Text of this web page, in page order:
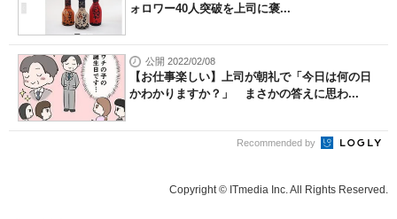
ォロワー40人突破を上司に褒...
公開 2022/02/08
【お仕事楽しい】上司が朝礼で「今日は何の日
かわかりますか？」 まさかの答えに思わ...
Recommended by
Copyright © ITmedia Inc. All Rights Reserved.